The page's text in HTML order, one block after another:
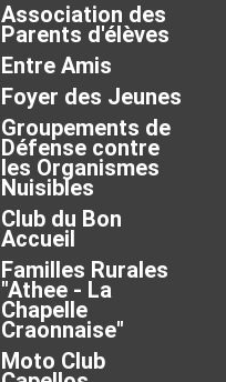
Association des
Parents d'élèves
Entre Amis
Foyer des Jeunes
Groupements de
Défense contre
les Organismes
Nuisibles
Club du Bon
Accueil
Familles Rurales
"Athee - La
Chapelle
Craonnaise"
Moto Club